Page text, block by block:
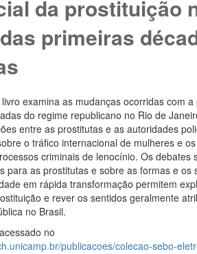
da prostituição
primeiras
examina as mudanças ocorridas com a
do regime republicano no Rio de
entre as prostitutas e as autoridades
o tráfico internacional de mulheres e
criminais de lenocínio. Os debates
para as prostitutas e sobre as formas e os
em rápida transformação permitem
e rever os sentidos geralmente
no Brasil.
no
publicacoes/colecao-sebo-